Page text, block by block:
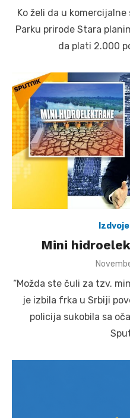
Ko želi da u
Parku prirode Stara
da plati 2.000
Mini
Posted
“Možda ste čuli za tzv.
je izbila frka u Srbiji
policija sukobila sa